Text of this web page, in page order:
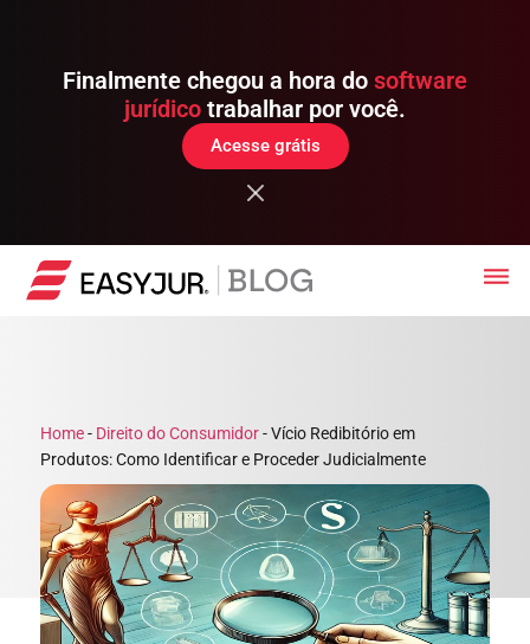
Finalmente chegou a hora do software
jurídico trabalhar por você.
Acesse grátis
Home- Direito do Consumidor-Vício Redibitório em
Produtos: Como Identificar e Proceder Judicialmente